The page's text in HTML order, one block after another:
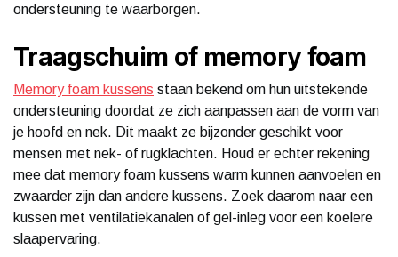
ondersteuning te waarborgen.
Traagschuim of memory foam
Memory foam kussens staan bekend om hun uitstekende
ondersteuning doordat ze zich aanpassen aan de vorm van
je hoofd en nek. Dit maakt ze bijzonder geschikt voor
mensen met nek- of rugklachten. Houd er echter rekening
mee dat memory foam kussens warm kunnen aanvoelen en
zwaarder zijn dan andere kussens. Zoek daarom naar een
kussen met ventilatiekanalen of gel-inleg voor een koelere
slaapervaring.